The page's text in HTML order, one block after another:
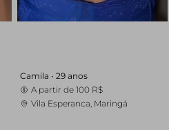
Camila • 29 anos
A partir de 100 R$
Vila Esperanca, Maringá